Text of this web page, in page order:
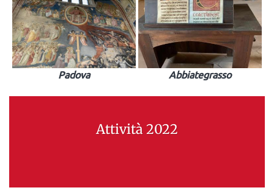
Padova Abbiategrasso
Attività 2022